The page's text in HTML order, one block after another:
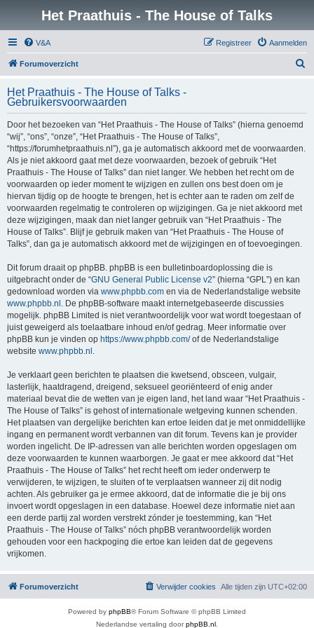
Het Praathuis - The House of Talks
V&A Aanmelden
Registreer
Forumoverzicht
k
Het Praathuis - The House of Talks -
Gebruikersvoorwaarden
Door het bezoeken van “Het Praathuis - The House of Talks” (hierna genoemd
“wij”, “ons”, “onze”, “Het Praathuis - The House of Talks”,
“https://forumhetpraathuis.nl”), ga je automatisch akkoord met de voorwaarden.
Als je niet akkoord gaat met deze voorwaarden, bezoek of gebruik “Het
Praathuis - The House of Talks” dan niet langer. We hebben het recht om de
voorwaarden op ieder moment te wijzigen en zullen ons best doen om je
hiervan tijdig op de hoogte te brengen, het is echter aan te raden om zelf de
voorwaarden regelmatig te controleren op wijzigingen. Ga je niet akkoord met
deze wijzigingen, maak dan niet langer gebruik van “Het Praathuis - The
House of Talks”. Blijf je gebruik maken van “Het Praathuis - The House of
Talks”, dan ga je automatisch akkoord met de wijzigingen en of toevoegingen.
Dit forum draait op phpBB. phpBB is een bulletinboardoplossing die is
uitgebracht onder de “GNU General Public License v2” (hierna “GPL”) en kan
gedownload worden via www.phpbb.com en via de Nederlandstalige website
www.phpbb.nl . De phpBB-software maakt internetgebaseerde discussies
mogelijk. phpBB Limited is niet verantwoordelijk voor wat wordt toegestaan of
juist geweigerd als toelaatbare inhoud en/of gedrag. Meer informatie over
phpBB kun je vinden op https://www.phpbb.com/of de Nederlandstalige
website www.phpbb.nl .
Je verklaart geen berichten te plaatsen die kwetsend, obsceen, vulgair,
lasterlijk, haatdragend, dreigend, seksueel georiënteerd of enig ander
materiaal bevat die de wetten van je eigen land, het land waar “Het Praathuis -
The House of Talks” is gehost of internationale wetgeving kunnen schenden.
Het plaatsen van dergelijke berichten kan ertoe leiden dat je met onmiddellijke
ingang en permanent wordt verbannen van dit forum. Tevens kan je provider
worden ingelicht. De IP-adressen van alle berichten worden opgeslagen om
deze voorwaarden te kunnen waarborgen. Je gaat er mee akkoord dat “Het
Praathuis - The House of Talks” het recht heeft om ieder onderwerp te
verwijderen, te wijzigen, te sluiten of te verplaatsen wanneer zij dit nodig
achten. Als gebruiker ga je ermee akkoord, dat de informatie die je bij ons
invoert wordt opgeslagen in een database. Hoewel deze informatie niet aan
een derde partij zal worden verstrekt zónder je toestemming, kan “Het
Praathuis - The House of Talks” nóch phpBB verantwoordelijk worden
gehouden voor een hackpoging die ertoe kan leiden dat de gegevens
vrijkomen.
Forumoverzicht Alle tijden zijn UTC+02:00
Verwijder cookies
Powered by phpBB® Forum Software © phpBB Limited
Nederlandse vertaling doorphpBB.nl